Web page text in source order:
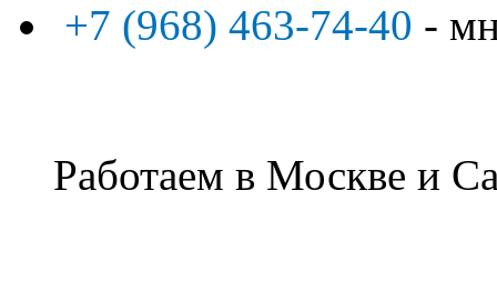
+7 (968) 463-74-40 -
Работаем в Москве и